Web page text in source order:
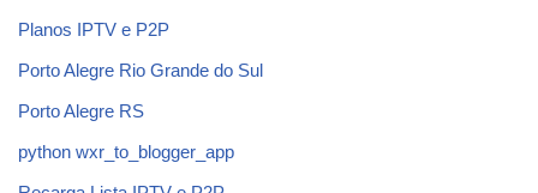
Planos IPTV e P2P
Porto Alegre Rio Grande do Sul
Porto Alegre RS
python wxr_to_blogger_app